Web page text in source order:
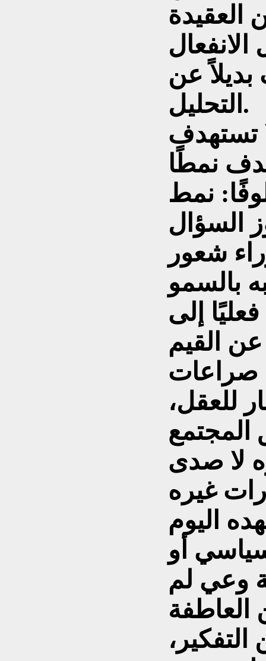
العقيدة
بديلاً عن
التحليل.
تستهدف
نمطًا
نمط
السؤال
شعور
بالسمو
إلى
عن القيم
صراعات
للعقل،
المجتمع
لا صدى
اليوم
أو
وعي لم
العاطفة
التفكير،